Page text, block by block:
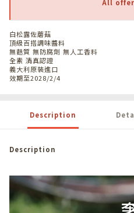
All
白松露佐蘑菇
頂級百搭調味醬料
無麩質 無防腐劑 無人工香料
全素 清真認證
義大利原裝進口
效期至2028/2/4
Description
Description